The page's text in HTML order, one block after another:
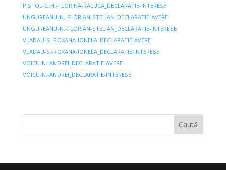
PISTOL-G.H.-FLORINA-RALUCA_DECLARATIE-INTERESE
UNGUREANU-N.-FLORIAN-STELIAN_DECLARATIE-AVERE
UNGUREANU-N.-FLORIAN-STELIAN_DECLARATIE-INTERESE
VLADAU-S.-ROXANA-IONELA_DECLARATIE-AVERE
VLADAU-S.-ROXANA-IONELA_DECLARATIE-INTERESE
VOICU-N.-ANDREI_DECLARATIE-AVERE
VOICU-N.-ANDREI_DECLARATIE-INTERESE
Caută